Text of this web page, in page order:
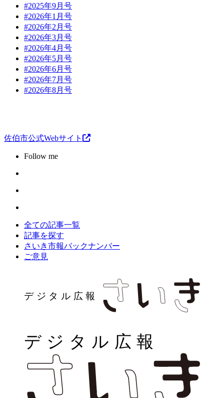
#2025年9月号
#2026年1月号
#2026年2月号
#2026年3月号
#2026年4月号
#2026年5月号
#2026年6月号
#2026年7月号
#2026年8月号
佐伯市公式Webサイト
Follow me
全ての記事一覧
記事を探す
さいき市報バックナンバー
ご意見